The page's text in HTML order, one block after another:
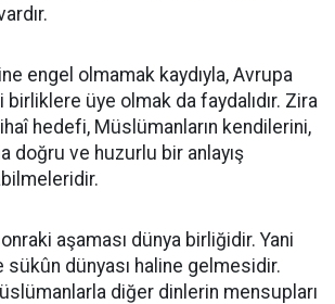
engel olmamak kaydıyla, Avrupa
üye olmak da faydalıdır. Zira
hedefi, Müslümanların kendilerini,
doğru ve huzurlu bir anlayış
aşaması dünya birliğidir. Yani
sükûn dünyası haline gelmesidir.
diğer dinlerin mensupları